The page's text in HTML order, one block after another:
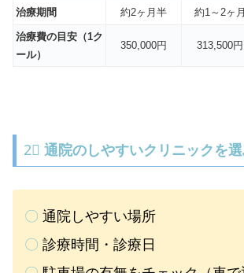
治療期間 約2ヶ月半 約1～2ヶ月
治療費の目安（1ク
ール）
350,000円 313,500円
2⃣ 通院のしやすいクリニックを
〇 通院しやすい場所
〇 診療時間・診療日